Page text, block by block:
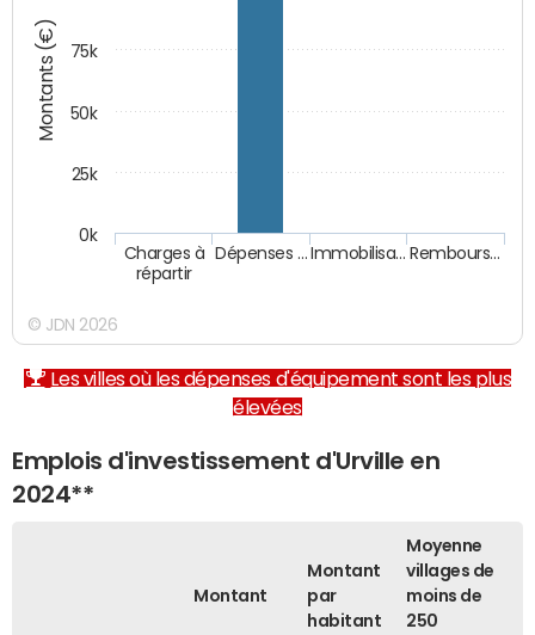
Montants (€)
Charges à
répartir
Dépenses … Immobilisa… Rembours…
0k
25k
50k
75k
© JDN 2026
Les villes où les dépenses d'équipement sont les plus
élevées
Emplois d'investissement d'Urville en
2024**
Montant
Montant
par
habitant
Moyenne
villages de
moins de
250